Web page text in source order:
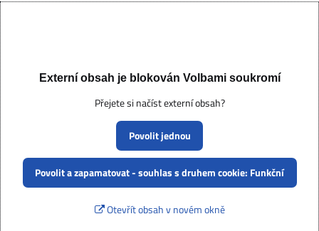
Externí obsah je blokován Volbami soukromí
Přejete si načíst externí obsah?
Povolit jednou
Povolit a zapamatovat - souhlas s druhem cookie: Funkční
Otevřít obsah v novém okně